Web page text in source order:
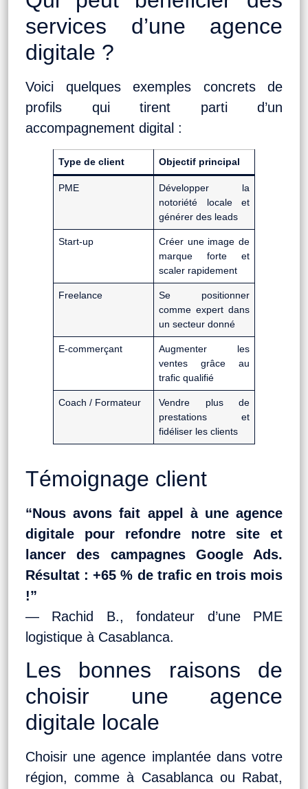
services d’une agence
digitale ?
Voici quelques exemples concrets de
profils qui tirent parti d’un
accompagnement digital :
Type de client Objectif principal
PME
Développer la
notoriété locale et
générer des leads
Start-up
Créer une image de
marque forte et
scaler rapidement
Freelance
Se positionner
comme expert dans
un secteur donné
E-commerçant
Augmenter les
ventes grâce au
trafic qualifié
Coach / Formateur
Vendre plus de
prestations et
fidéliser les clients
Témoignage client
“Nous avons fait appel à une agence
digitale pour refondre notre site et
lancer des campagnes Google Ads.
Résultat : +65 % de trafic en trois mois
!”
— Rachid B., fondateur d’une PME
logistique à Casablanca.
Les bonnes raisons de
choisir une agence
digitale locale
Choisir une agence implantée dans votre
région, comme à Casablanca ou Rabat,